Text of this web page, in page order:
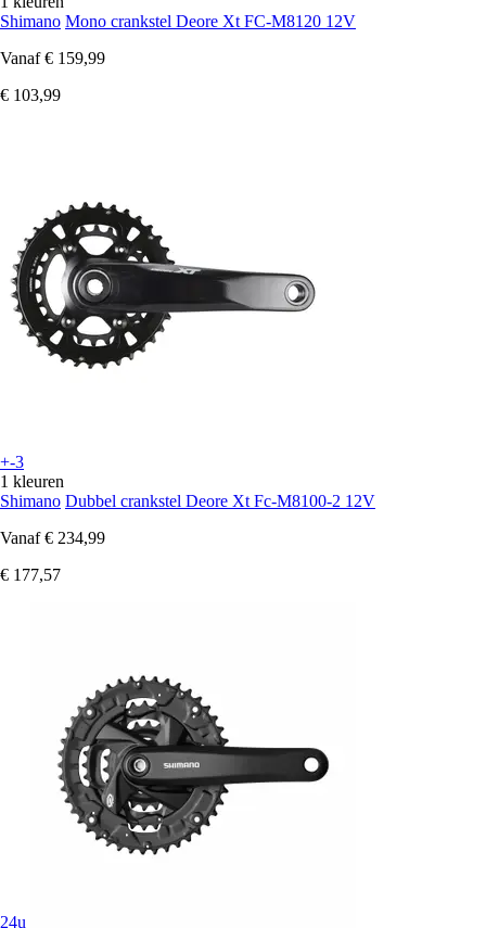
Shimano Mono crankstel Deore Xt FC-M8120 12V
Vanaf € 159,99
€ 103,99
+-3
1 kleuren
Shimano Dubbel crankstel Deore Xt Fc-M8100-2 12V
Vanaf € 234,99
€ 177,57
24u